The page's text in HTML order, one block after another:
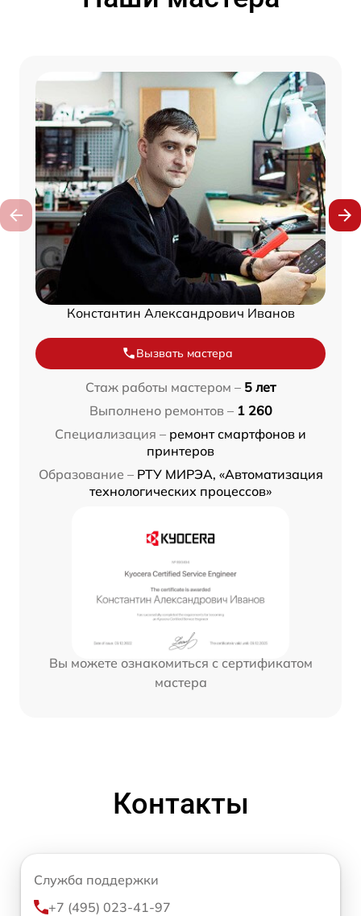
Константин Александрович Иванов
Вызвать мастера
Стаж работы мастером – 5 лет
Выполнено ремонтов – 1 260
Специализация – ремонт смартфонов и
принтеров
Образование – РТУ МИРЭА, «Автоматизация
технологических процессов»
Вы можете ознакомиться с сертификатом
мастера
Контакты
Служба поддержки
+7 (495) 023-41-97